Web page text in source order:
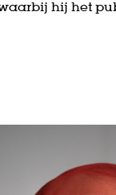
hij het